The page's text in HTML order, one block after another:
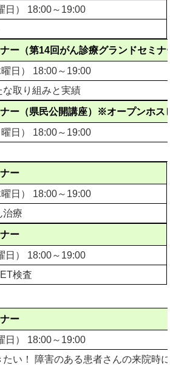
日） 18:00～19:00
ー（第14回がん診療グランドセミナ
日） 18:00～19:00
取り組みと実績
ー（県民公開講座）※オープンホス
日） 18:00～19:00
ー
日） 18:00～19:00
治療
ー
日） 18:00～19:00
検査
ー
日） 18:00～19:00
たい！ 障害のある患者さんの来院時